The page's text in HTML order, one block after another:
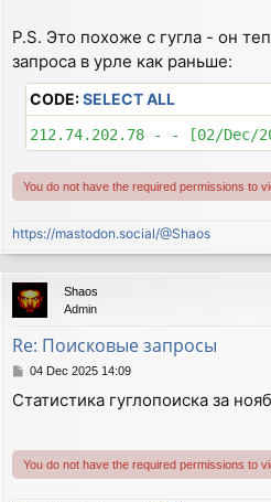
P.S. Это похоже с гугла - он
запроса в урле как раньше:
CODE:SELECT ALL
You do not have the required permissions to
https://mastodon.social/@Shaos
Shaos
Admin
Re: Поисковые запросы
P
s
04 Dec 2025 14:09
Статистика гуглопоиска за
You do not have the required permissions to